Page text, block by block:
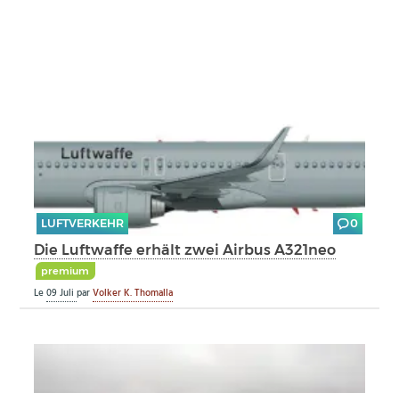
LUFTVERKEHR 0
Die Luftwaffe erhält zwei Airbus A321neo
premium
Le09 JuliparVolker K. Thomalla